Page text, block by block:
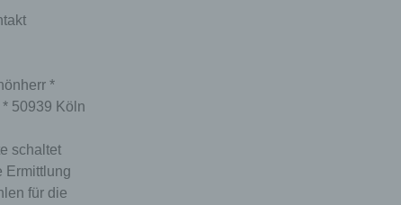
*
* 50939 Köln
schaltet
Ermittlung
für die